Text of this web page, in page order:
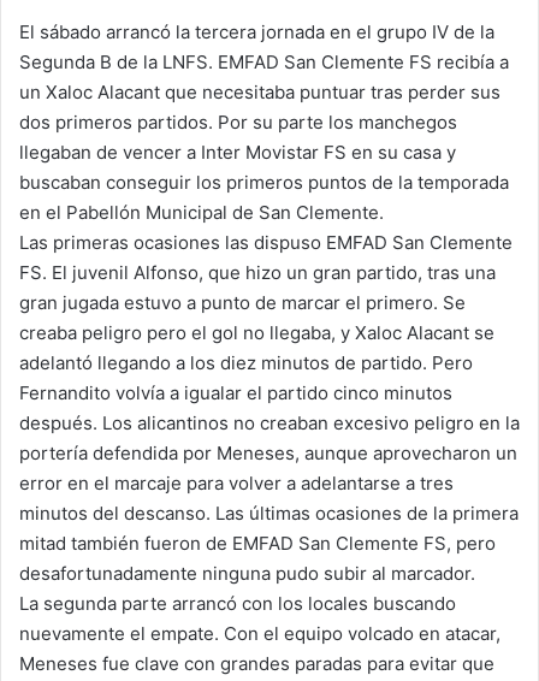
El sábado arrancó la tercera jornada en el grupo IV de la
Segunda B de la LNFS. EMFAD San Clemente FS recibía a
un Xaloc Alacant que necesitaba puntuar tras perder sus
dos primeros partidos. Por su parte los manchegos
llegaban de vencer a Inter Movistar FS en su casa y
buscaban conseguir los primeros puntos de la temporada
en el Pabellón Municipal de San Clemente.
Las primeras ocasiones las dispuso EMFAD San Clemente
FS. El juvenil Alfonso, que hizo un gran partido, tras una
gran jugada estuvo a punto de marcar el primero. Se
creaba peligro pero el gol no llegaba, y Xaloc Alacant se
adelantó llegando a los diez minutos de partido. Pero
Fernandito volvía a igualar el partido cinco minutos
después. Los alicantinos no creaban excesivo peligro en la
portería defendida por Meneses, aunque aprovecharon un
error en el marcaje para volver a adelantarse a tres
minutos del descanso. Las últimas ocasiones de la primera
mitad también fueron de EMFAD San Clemente FS, pero
desafortunadamente ninguna pudo subir al marcador.
La segunda parte arrancó con los locales buscando
nuevamente el empate. Con el equipo volcado en atacar,
Meneses fue clave con grandes paradas para evitar que